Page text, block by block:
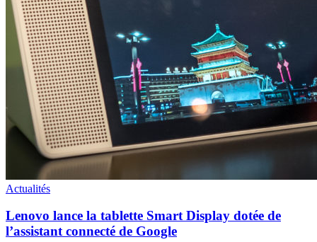
Actualités
Lenovo lance la tablette Smart Display dotée de
l’assistant connecté de Google